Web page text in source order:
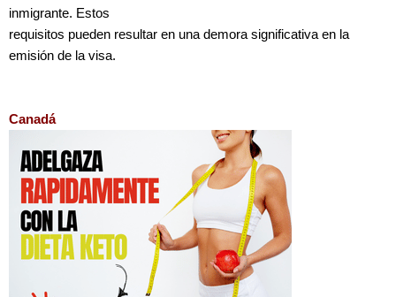
inmigrante. Estos
requisitos pueden resultar en una demora significativa en la
emisión de la visa.
Canadá